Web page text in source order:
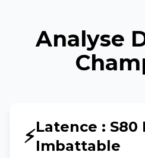
Analyse
⚡Latence : S80
Imbattable